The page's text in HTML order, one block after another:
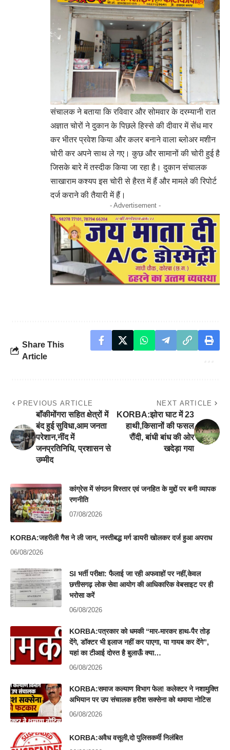
संचालक ने बताया कि रविवार और सोमवार के दरम्यानी रात
अज्ञात चोरों ने दुकान के पिछले हिस्से की दीवार में सेंध मार
कर भीतर प्रवेश किया और कलर बनाने वाला ब्लोअर मशीन
चोरी कर अपने साथ ले गए। कुछ और सामानों की चोरी हुई है
जिसके बारे में तस्दीक किया जा रहा है। दुकान संचालक
साखाराम कश्यप इस चोरी से हैरत में हैं और मामले की रिपोर्ट
दर्ज कराने की तैयारी में हैं।
- Advertisement -
Share This
Article
PREVIOUS ARTICLE
बाॅंकीमोंगरा सहित क्षेत्रों में
बंद हुई सुविधा,आम जनता
परेशान,नींद में
जनप्रतिनिधि, प्रशासन से
उम्मीद
NEXT ARTICLE
KORBA:झोरा घाट में 23
हाथी,किसानों की फसल
रौंदी, बांधी बांध की ओर
खदेड़ा गया
कांग्रेस में संगठन विस्तार एवं जनहित के मुद्दों पर बनी व्यापक
रणनीति
07/08/2026
KORBA:जहरीली गैस ने ली जान, नस्तीबद्ध मर्ग डायरी खोलकर दर्ज हुआ अपराध
06/08/2026
SI भर्ती परीक्षा: फैलाई जा रही अफवाहों पर नहीं,केवल
छत्तीसगढ़ लोक सेवा आयोग की आधिकारिक वेबसाइट पर ही
भरोसा करें
06/08/2026
KORBA:पत्रकार को धमकी “मार-मारकर हाथ-पैर तोड़
देंगे, डॉक्टर भी इलाज नहीं कर पाएगा, या गायब कर देंगे”,
यहां का टीआई दोस्त है बुलाऊँ क्या…
06/08/2026
KORBA:समाज कल्याण विभाग फेल! कलेक्टर ने नशामुक्ति
अभियान पर उप संचालक हरीश सक्सेना को थमाया नोटिस
06/08/2026
KORBA:अवैध वसूली,दो पुलिसकर्मी निलंबित